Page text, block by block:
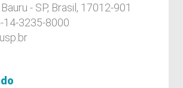
- SP, Brasil, 17012-901
14-3235-8000